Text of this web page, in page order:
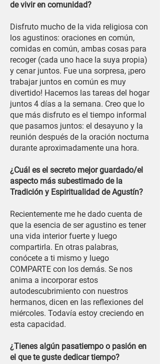
de vivir en comunidad?
Disfruto mucho de la vida religiosa con
los agustinos: oraciones en común,
comidas en común, ambas cosas para
recoger (cada uno hace la suya propia)
y cenar juntos. Fue una sorpresa, ¡pero
trabajar juntos en común es muy
divertido! Hacemos las tareas del hogar
juntos 4 días a la semana. Creo que lo
que más disfruto es el tiempo informal
que pasamos juntos: el desayuno y la
reunión después de la oración nocturna
durante aproximadamente una hora.
¿Cuál es el secreto mejor guardado/el
aspecto más subestimado de la
Tradición y Espiritualidad de Agustín?
Recientemente me he dado cuenta de
que la esencia de ser agustino es tener
una vida interior fuerte y luego
compartirla. En otras palabras,
conócete a ti mismo y luego
COMPARTE con los demás. Se nos
anima a incorporar estos
autodescubrimiento con nuestros
hermanos, dicen en las reflexiones del
miércoles. Todavía estoy creciendo en
esta capacidad.
¿Tienes algún pasatiempo o pasión en
el que te guste dedicar tiempo?